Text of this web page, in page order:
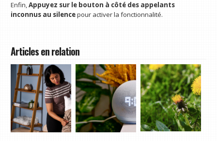
Enfin,Appuyez sur le bouton à côté des appelants
inconnus au silencepour activer la fonctionnalité.
Articles en relation